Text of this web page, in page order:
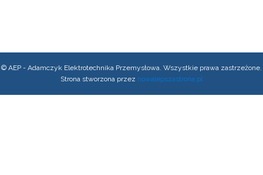
© AEP - Adamczyk Elektrotechnika Przemysłowa. Wszystkie prawa zastrzeżone.
Strona stworzona przez nowalepszastrona.pl